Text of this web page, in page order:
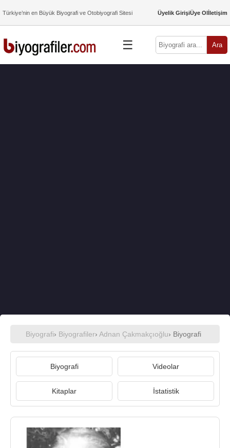
Türkiye’nin en Büyük Biyografi ve Otobiyografi Sitesi Üyelik GirişiÜye Olİletişim
☰ Ara
Biyografi› Biyografiler› Adnan Çakmakçıoğlu› Biyografi
Biyografi Videolar
Kitaplar İstatistik